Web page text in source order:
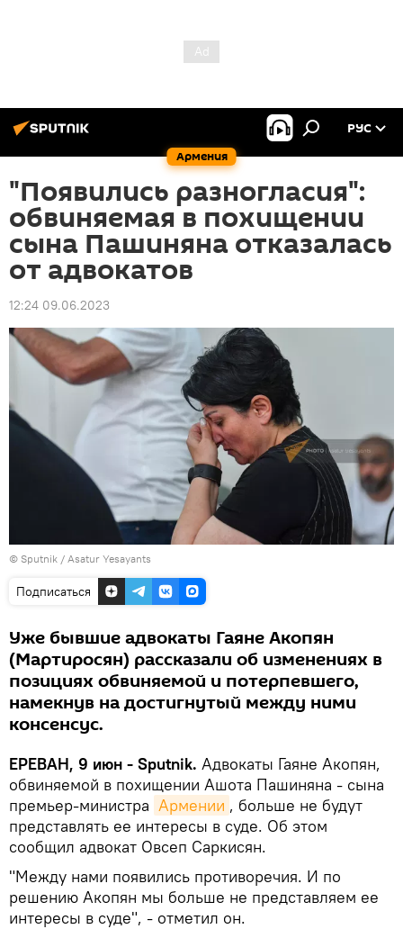
Армения
РУС
"Появились разногласия":
обвиняемая в похищении
сына Пашиняна отказалась
от адвокатов
12:24 09.06.2023
© Sputnik / Asatur Yesayants
Подписаться
Уже бывшие адвокаты Гаяне Акопян
(Мартиросян) рассказали об изменениях в
позициях обвиняемой и потерпевшего,
намекнув на достигнутый между ними
консенсус.
ЕРЕВАН, 9 июн - Sputnik. Адвокаты Гаяне Акопян,
обвиняемой в похищении Ашота Пашиняна - сына
премьер-министра Армении , больше не будут
представлять ее интересы в суде. Об этом
сообщил адвокат Овсеп Саркисян.
"Между нами появились противоречия. И по
решению Акопян мы больше не представляем ее
интересы в суде", - отметил он.